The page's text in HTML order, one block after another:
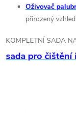
Oživovač
přirozený
KOMPLETNÍ SADA
sada pro